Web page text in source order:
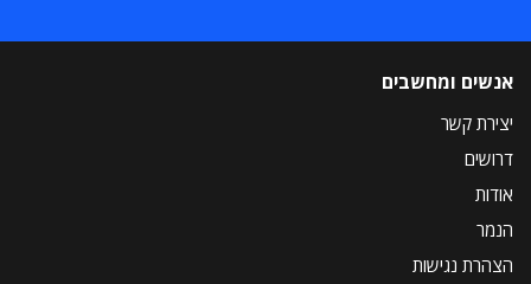
אנשים ומחשבים
יצירת קשר
דרושים
אודות
הנמר
הצהרת נגישות